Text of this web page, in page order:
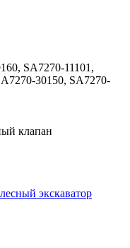
SA7270-11101,
30150, SA7270-
клапан